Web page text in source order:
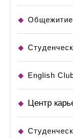
Общежитие
English
Центр